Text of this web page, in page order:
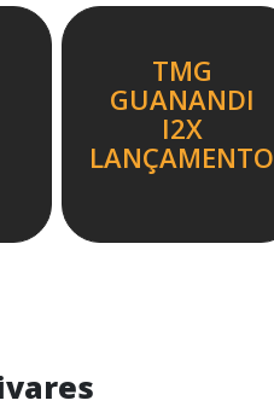
TMG
GUANANDI
I2X
LANÇAMENTO